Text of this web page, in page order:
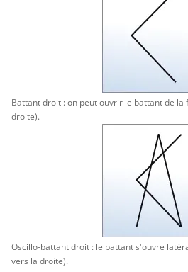
Battant droit : on peut ouvrir le battant de la
droite).
Oscillo-battant droit : le battant s'ouvre
vers la droite).